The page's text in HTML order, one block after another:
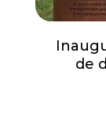
de